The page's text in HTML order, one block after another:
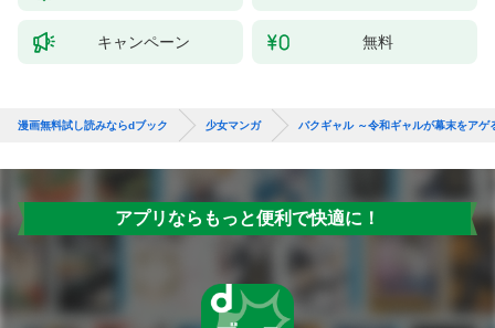
キャンペーン 無料
漫画無料試し読みならdブック 少女マンガ バクギャル ～令和ギャルが幕末をアゲ
アプリならもっと便利で快適に！